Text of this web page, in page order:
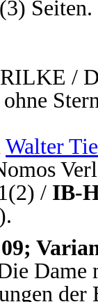
/
ohne
Walter
/ IB-
Dame